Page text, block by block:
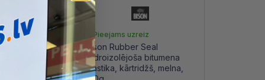
sveķu
matēta B1
Pieejams uzreiz
Bison Rubber Seal
Hidroizolējoša bitumena
mastika, kārtridžš, melna,